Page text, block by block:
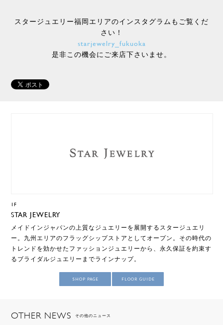
スタージュエリー福岡エリアのインスタグラムもご覧くだ
さい！
starjewelry_fukuoka
是非この機会にご来店下さいませ。
1F
STAR JEWELRY
メイドインジャパンの上質なジュエリーを展開するスタージュエリ
ー。九州エリアのフラッグシップストアとしてオープン。その時代の
トレンドを効かせたファッションジュエリーから、永久保証を約束す
るブライダルジュエリーまでラインナップ。
SHOP PAGE FLOOR GUIDE
OTHER NEWS その他のニュース